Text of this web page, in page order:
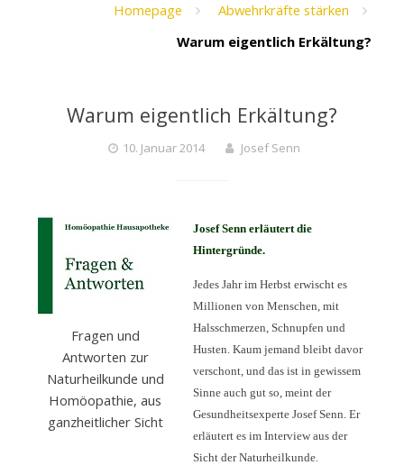
Homepage
Abwehrkräfte stärken
Warum eigentlich Erkältung?
Warum eigentlich Erkältung?
10. Januar 2014 Josef Senn
Fragen und
Antworten zur
Naturheilkunde und
Homöopathie, aus
ganzheitlicher Sicht
Josef Senn erläutert die
Hintergründe.
Jedes Jahr im Herbst erwischt es
Millionen von Menschen, mit
Halsschmerzen, Schnupfen und
Husten. Kaum jemand bleibt davor
verschont, und das ist in gewissem
Sinne auch gut so, meint der
Gesundheitsexperte Josef Senn. Er
erläutert es im Interview aus der
Sicht der Naturheilkunde.